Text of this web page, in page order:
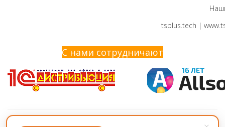
tsplus.tech |
C нами сотрудничают
Нашим продуктами пользуются более 1000